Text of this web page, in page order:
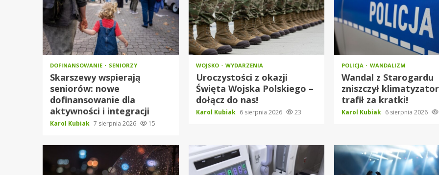
DOFINANSOWANIE SENIORZY
Skarszewy wspierają
seniorów: nowe
dofinansowanie dla
aktywności i integracji
Karol Kubiak 7 sierpnia 2026 15
WOJSKO WYDARZENIA
Uroczystości z okazji
Święta Wojska Polskiego –
dołącz do nas!
Karol Kubiak 6 sierpnia 2026 23
POLICJA WANDALIZM
Wandal z Starogardu
zniszczył
trafił za kratki!
Karol Kubiak 6 sierpnia 2026